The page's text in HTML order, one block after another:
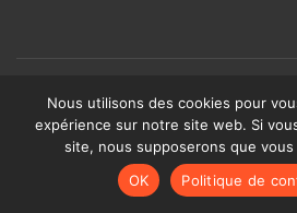
© The Small Projects
Nous utilisons des cookies pour
expérience sur notre site web. Si
site, nous supposerons que
OK
Politique de